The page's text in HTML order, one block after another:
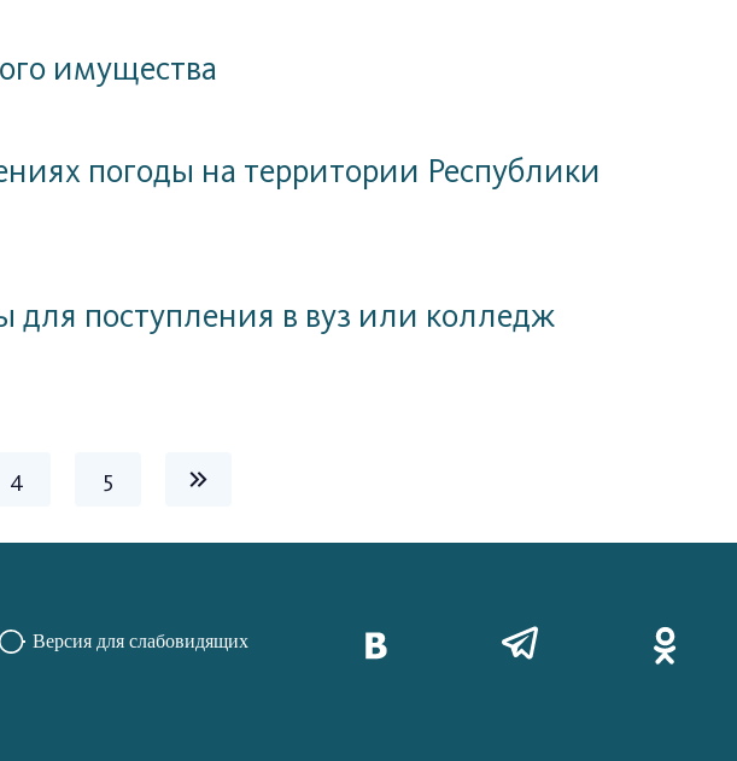
имущества
погоды на территории Республики
поступления в вуз или колледж
4 5
Версия для слабовидящих